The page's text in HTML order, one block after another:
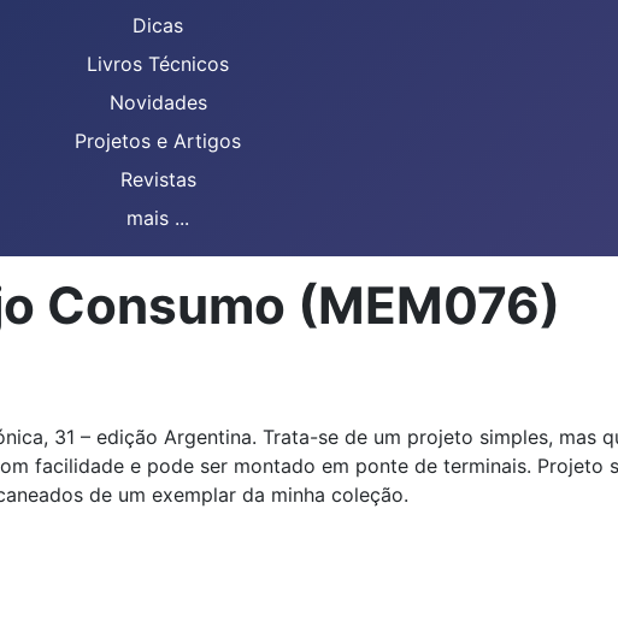
Dicas
Livros Técnicos
Novidades
Projetos e Artigos
Revistas
mais ...
Consumo (MEM076)
31 – edição Argentina. Trata-se de um projeto simples, mas
facilidade e pode ser montado em ponte de terminais. Projeto
de um exemplar da minha coleção.